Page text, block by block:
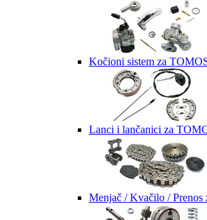
Kočioni sistem za
Lanci i lančanici za
Menjač / Kvačilo / Prenos